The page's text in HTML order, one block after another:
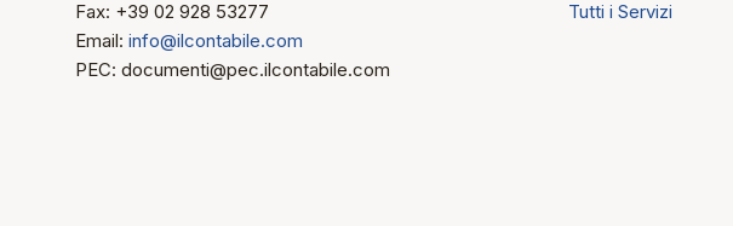
Fax: +39 02 928 53277
Email: info@ilcontabile.com
PEC: documenti@pec.ilcontabile.com
Tutti i Servizi